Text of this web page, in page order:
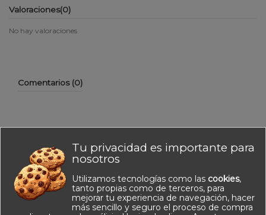
Valoraciones(0)
No hay valoraciones
Comentarios (0)
No hay reseñas de clientes en este momento.
Tu privacidad es importante para
nosotros
Utilizamos tecnologías como las cookies,
tanto propias como de terceros, para
mejorar tu experiencia de navegación, hacer
más sencillo y seguro el proceso de compra